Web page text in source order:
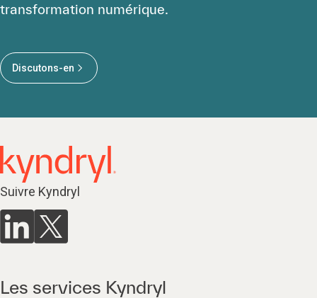
transformation numérique.
Discutons-en
Suivre Kyndryl
Les services Kyndryl